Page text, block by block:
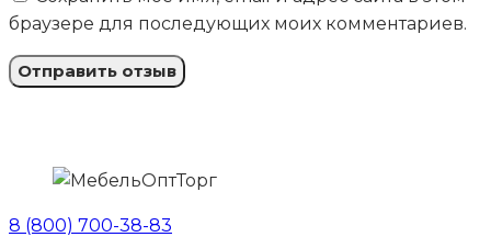
браузере для последующих моих комментариев.
8 (800) 700-38-83